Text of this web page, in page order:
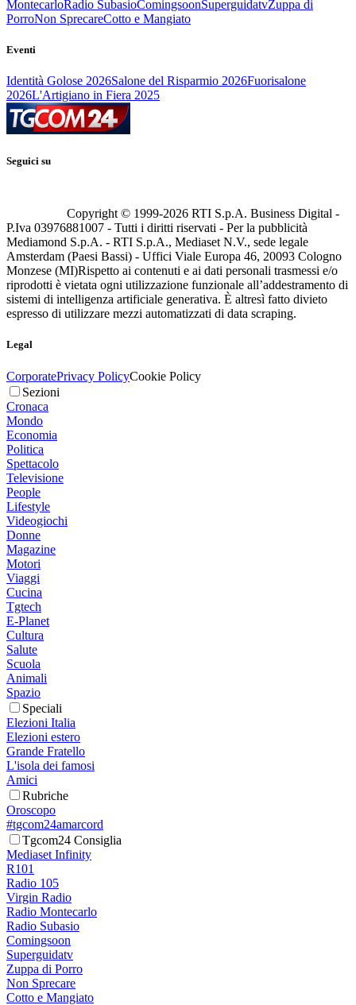
MontecarloRadio SubasioComingsoonSuperguidatvZuppa di
PorroNon SprecareCotto e Mangiato
Eventi
Identità Golose 2026Salone del Risparmio 2026Fuorisalone
2026L'Artigiano in Fiera 2025
Seguici su
Copyright © 1999-2026 RTI S.p.A. Business Digital -
P.Iva 03976881007 - Tutti i diritti riservati - Per la pubblicità
Mediamond S.p.A. - RTI S.p.A., Mediaset N.V., sede legale
Amsterdam (Paesi Bassi) - Uffici Viale Europa 46, 20093 Cologno
Monzese (MI)Rispetto ai contenuti e ai dati personali trasmessi e/o
riprodotti è vietata ogni utilizzazione funzionale all’addestramento di
sistemi di intelligenza artificiale generativa. È altresì fatto divieto
espresso di utilizzare mezzi automatizzati di data scraping.
Legal
CorporatePrivacy PolicyCookie Policy
Sezioni
Cronaca
Mondo
Economia
Politica
Spettacolo
Televisione
People
Lifestyle
Videogiochi
Donne
Magazine
Motori
Viaggi
Cucina
Tgtech
E-Planet
Cultura
Salute
Scuola
Animali
Spazio
Speciali
Elezioni Italia
Elezioni estero
Grande Fratello
L'isola dei famosi
Amici
Rubriche
Oroscopo
#tgcom24amarcord
Tgcom24 Consiglia
Mediaset Infinity
R101
Radio 105
Virgin Radio
Radio Montecarlo
Radio Subasio
Comingsoon
Superguidatv
Zuppa di Porro
Non Sprecare
Cotto e Mangiato